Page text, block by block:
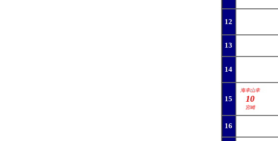
12
13
14
15
海幸山幸
10
宮崎
16